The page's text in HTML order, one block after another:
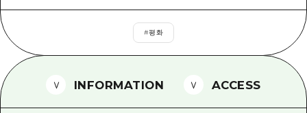
치유
1박 2일
2박 3일
외국인 여행자용 거리 관광안내소
#평화
INFORMATION ACCESS